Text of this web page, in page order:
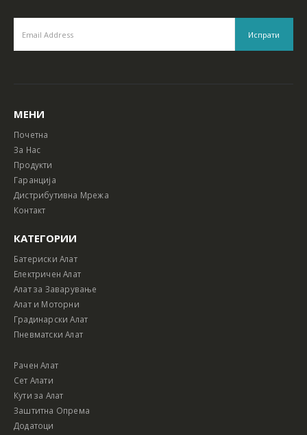
МЕНИ
Почетна
За Нас
Продукти
Гаранција
Дистрибутивна Мрежа
Контакт
КАТЕГОРИИ
Батериски Алат
Електричен Алат
Алат за Заварување
Алат и Моторни
Градинарски Алат
Пневматски Алат
Рачен Алат
Сет Алати
Кути за Алат
Заштитна Опрема
Додатоци